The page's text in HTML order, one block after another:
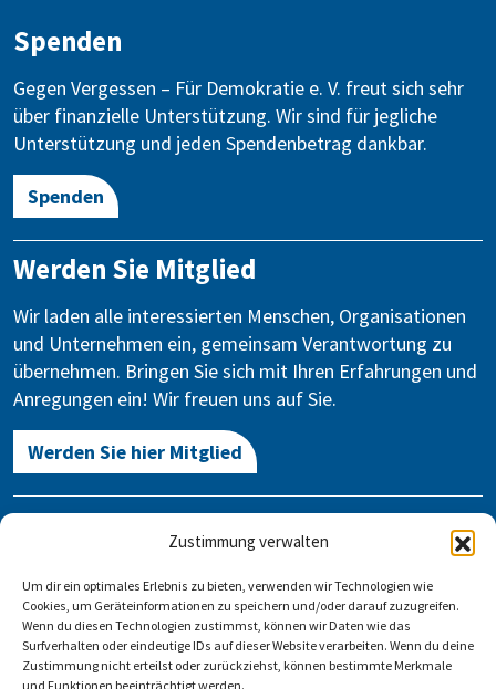
Zustimmung verwalten
Um dir ein optimales Erlebnis zu bieten, verwenden wir Technologien wie
Cookies, um Geräteinformationen zu speichern und/oder darauf zuzugreifen.
Wenn du diesen Technologien zustimmst, können wir Daten wie das
Surfverhalten oder eindeutige IDs auf dieser Website verarbeiten. Wenn du deine
Zustimmung nicht erteilst oder zurückziehst, können bestimmte Merkmale
und Funktionen beeinträchtigt werden.
Spenden
Gegen Vergessen – Für Demokratie e. V. freut sich sehr
über finanzielle Unterstützung. Wir sind für jegliche
Unterstützung und jeden Spendenbetrag dankbar.
Spenden
Werden Sie Mitglied
Wir laden alle interessierten Menschen, Organisationen
und Unternehmen ein, gemeinsam Verantwortung zu
übernehmen. Bringen Sie sich mit Ihren Erfahrungen und
Anregungen ein! Wir freuen uns auf Sie.
Werden Sie hier Mitglied
Kontakt
Stauffenbergstraße 13-14
10785 Berlin
info@gegen-vergessen.de